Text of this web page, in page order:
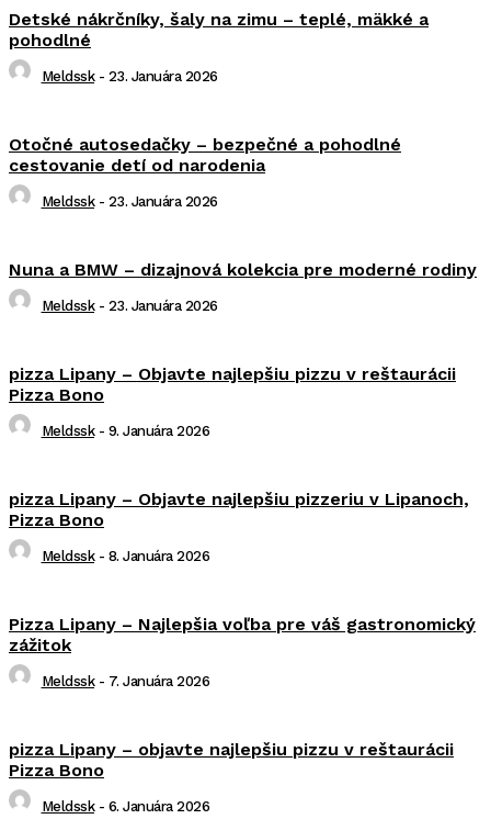
Detské nákrčníky, šaly na zimu – teplé, mäkké a
pohodlné
Meldssk - 23. Januára 2026
Otočné autosedačky – bezpečné a pohodlné
cestovanie detí od narodenia
Meldssk - 23. Januára 2026
Nuna a BMW – dizajnová kolekcia pre moderné rodiny
Meldssk - 23. Januára 2026
pizza Lipany – Objavte najlepšiu pizzu v reštaurácii
Pizza Bono
Meldssk - 9. Januára 2026
pizza Lipany – Objavte najlepšiu pizzeriu v Lipanoch,
Pizza Bono
Meldssk - 8. Januára 2026
Pizza Lipany – Najlepšia voľba pre váš gastronomický
zážitok
Meldssk - 7. Januára 2026
pizza Lipany – objavte najlepšiu pizzu v reštaurácii
Pizza Bono
Meldssk - 6. Januára 2026